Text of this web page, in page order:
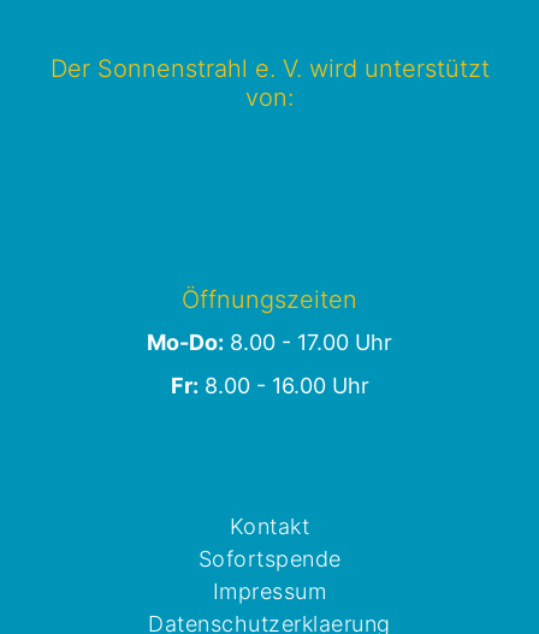
Der Sonnenstrahl e. V. wird unterstützt
von:
Öffnungszeiten
Mo-Do: 8.00 - 17.00 Uhr
Fr: 8.00 - 16.00 Uhr
Kontakt
Sofortspende
Impressum
Datenschutzerklaerung